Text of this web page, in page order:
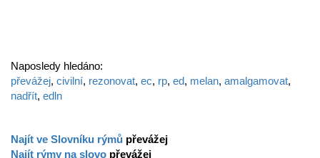
Naposledy hledáno:
převážej, civilní, rezonovat, ec, rp, ed, melan, amalgamovat,
nadřít, edln
Najít ve Slovníku rýmů převážej
Najít rýmy na slovo převážej